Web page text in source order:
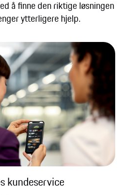
å finne den riktige løsningen
ytterligere hjelp.
kundeservice